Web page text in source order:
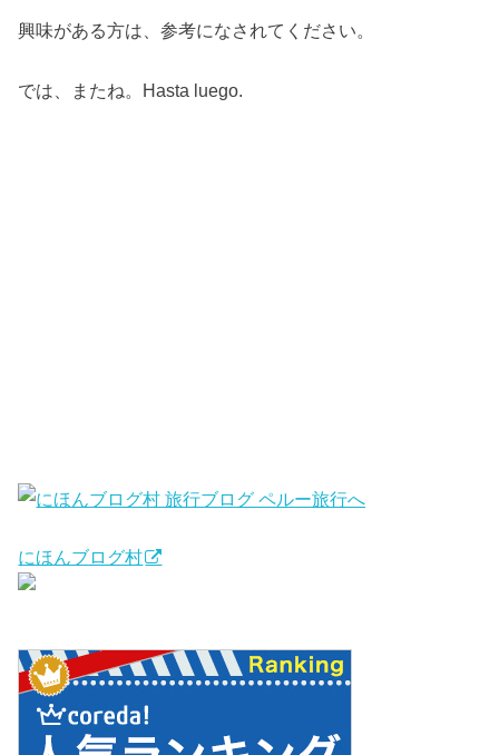
興味がある方は、参考になされてください。
では、またね。Hasta luego.
にほんブログ村